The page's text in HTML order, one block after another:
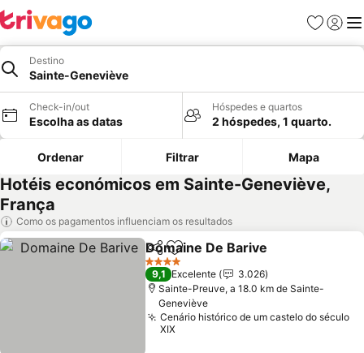
Favoritos
Iniciar
Destino
Sainte-Geneviève
Check-in/out
Escolha as datas
Hóspedes e quartos
2 hóspedes, 1 quarto.
Ordenar Filtrar Mapa
Hotéis económicos em Sainte-Geneviève,
França
Como os pagamentos influenciam os resultados
PartilharAdicionar aos favoritos
Domaine De Barive
4 Estrelas
9,1 Excelente
3.026
Sainte-Preuve, a 18.0 km de Sainte-
Geneviève
Cenário histórico de um castelo do século
XIX